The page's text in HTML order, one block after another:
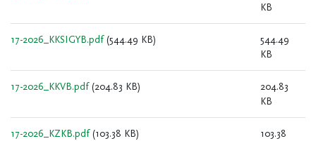
KB
17-2026_KKSIGYB.pdf (544.49 KB)
544.49
KB
17-2026_KKVB.pdf (204.83 KB)
204.83
KB
17-2026_KZKB.pdf (103.38 KB)
103.38